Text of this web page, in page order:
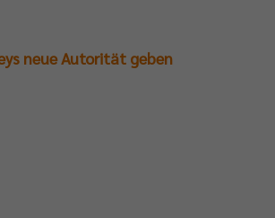
neue Autorität geben